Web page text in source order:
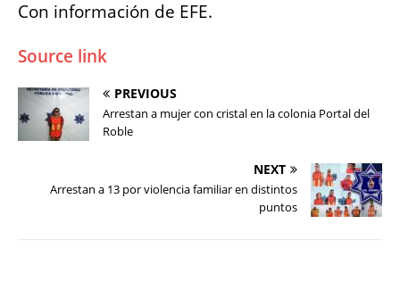
Con información de EFE.
Source link
PREVIOUS
Arrestan a mujer con cristal en la colonia Portal del
Roble
NEXT
Arrestan a 13 por violencia familiar en distintos
puntos